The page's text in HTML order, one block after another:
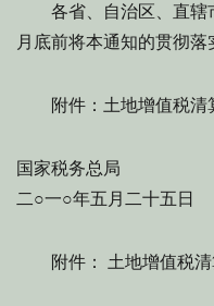
各省、自治区、直辖
月底前将本通知的贯彻落
附件：土地增值税清
国家税务总局
二○一○年五月二十五日
附件： 土地增值税